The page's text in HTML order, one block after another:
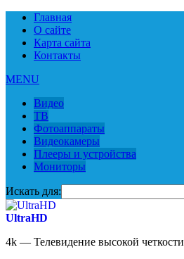
Главная
О сайте
Карта сайта
Контакты
MENU
Видео
ТВ
Фотоаппараты
Видеокамеры
Плееры и устройства
Мониторы
Искать для:
UltraHD
4k — Телевидение высокой четкости